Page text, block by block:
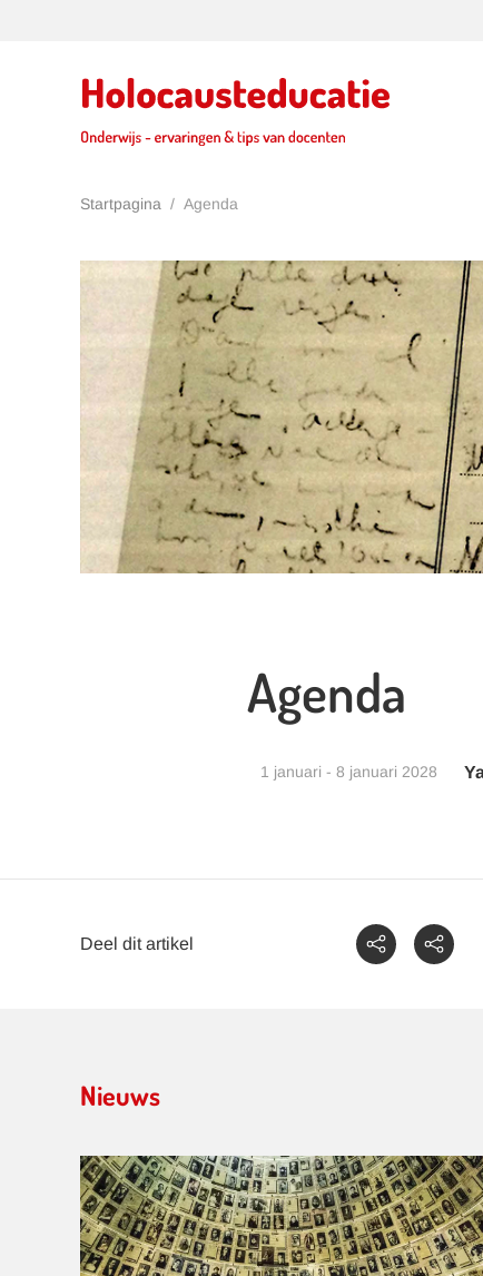
Startpagina Agenda
Agenda
1 januari - 8 januari 2028
Deel dit artikel
Nieuws